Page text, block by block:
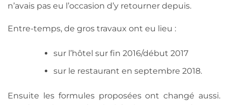
n’avais pas eu l’occasion d’y retourner depuis.
Entre-temps, de gros travaux ont eu lieu :
sur l’hôtel sur fin 2016/début 2017
sur le restaurant en septembre 2018.
Ensuite les formules proposées ont changé aussi.